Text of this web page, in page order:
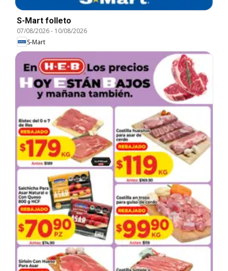
S-Mart folleto
07/08/2026- 10/08/2026
S-Mart